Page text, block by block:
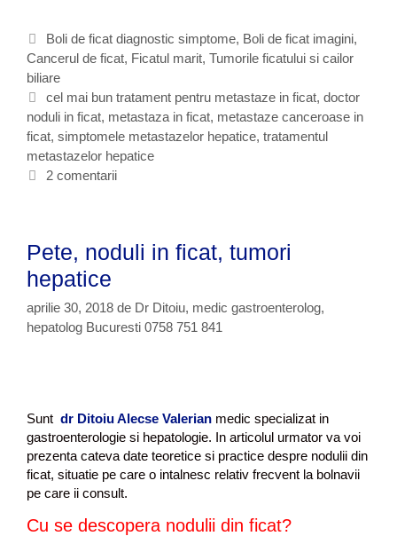
a
s
a
z
i
t
C
a
t
e
g
o
r
i
Boli de ficat diagnostic simptome, Boli de ficat imagini,
Cancerul de ficat, Ficatul marit, Tumorile ficatului si cailor
biliare
E
t
i
c
h
cel mai bun tratament pentru metastaze in ficat, doctor
noduli in ficat, metastaza in ficat, metastaze canceroase in
ficat, simptomele metastazelor hepatice, tratamentul
metastazelor hepatice
2 comentarii
Pete, noduli in ficat, tumori
hepatice
aprilie 30, 2018 de Dr Ditoiu, medic gastroenterolog,
hepatolog Bucuresti 0758 751 841
Sunt dr Ditoiu Alecse Valerian medic specializat in
gastroenterologie si hepatologie. In articolul urmator va voi
prezenta cateva date teoretice si practice despre nodulii din
ficat, situatie pe care o intalnesc relativ frecvent la bolnavii
pe care ii consult.
Cu se descopera nodulii din ficat?